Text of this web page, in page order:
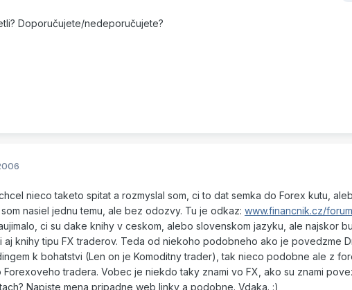
Doporučujete/nedeporučujete?
nieco taketo spitat a rozmyslal som, ci to dat semka do Forex kutu,
nasiel jednu temu, ale bez odozvy. Tu je odkaz: www.financnik.cz/
ci su dake knihy v ceskom, alebo slovenskom jazyku, ale najskor
aj knihy tipu FX traderov. Teda od niekoho podobneho ako je povedzme
k bohatstvi (Len on je Komoditny trader), tak nieco podobne ale z
tradera. Vobec je niekdo taky znami vo FX, ako su znami
Napiste mena pripadne web linky a podobne. Vdaka. :)